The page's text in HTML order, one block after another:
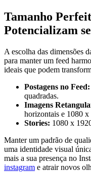
Tamanho‌
Potencializam
A‌ escolha das dimensões
para manter um feed
ideais que podem
Postagens no Feed:
quadradas.
Imagens
horizontais e 1080
Stories: 1080 x
Manter um padrão ​de‌
uma identidade visual
mais a sua‍ presença no
instagram e atrair novos